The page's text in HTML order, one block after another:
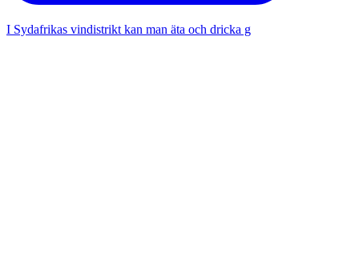
I Sydafrikas vindistrikt kan man äta och dricka g